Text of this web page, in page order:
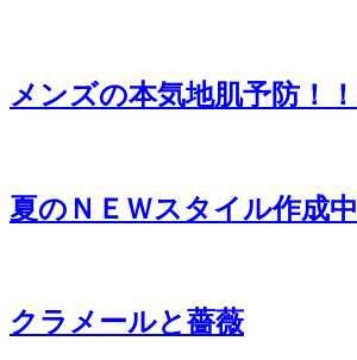
メンズの本気地肌予防！！
夏のＮＥＷスタイル作成中
クラメールと薔薇